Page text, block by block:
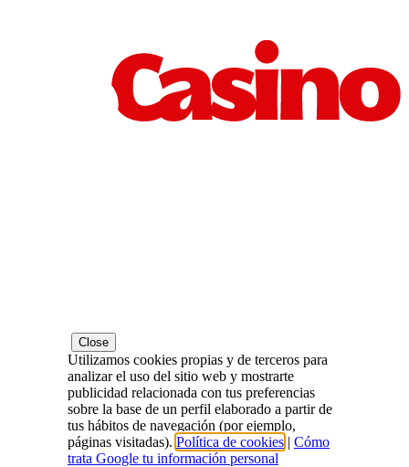
Close
Utilizamos cookies propias y de terceros para
analizar el uso del sitio web y mostrarte
publicidad relacionada con tus preferencias
sobre la base de un perfil elaborado a partir de
tus hábitos de navegación (por ejemplo,
páginas visitadas). Política de cookies | Cómo
trata Google tu información personal